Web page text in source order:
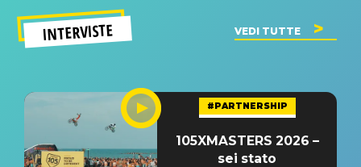
INTERVISTE VEDI TUTTE
#PARTNERSHIP
105XMASTERS 2026 –
sei stato